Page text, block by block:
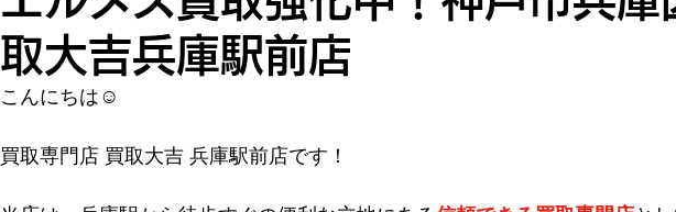
取大吉兵庫駅前店
こんにちは☺
買取専門店 買取大吉 兵庫駅前店です！